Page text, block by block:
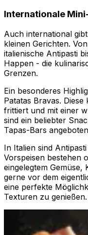
Internationale
Auch international
kleinen Gerichten.
italienische Antipasti
Happen - die
Grenzen.
Ein besonderes
Patatas Bravas.
frittiert und mit einer
sind ein beliebter
Tapas-Bars
In Italien sind
Vorspeisen bestehen
eingelegtem Gemüse,
gerne vor dem
eine perfekte
Texturen zu genießen.